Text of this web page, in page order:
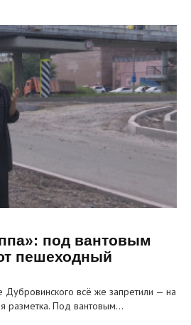
под вантовым
пешеходный
всё же запретили — на
разметка. Под вантовым…